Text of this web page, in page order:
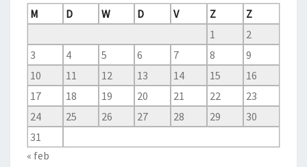
M
D W D V Z
Z
1
2
3
4 5 6 7 8
9
10
11 12 13 14 15
16
17
18 19 20 21 22
23
24
25 26 27 28 29
30
31
« feb